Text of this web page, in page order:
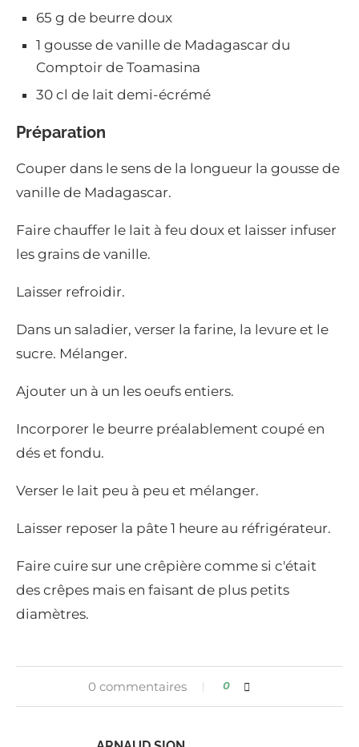
65 g de beurre doux
1 gousse de vanille de Madagascar du
Comptoir de Toamasina
30 cl de lait demi-écrémé
Préparation
Couper dans le sens de la longueur la gousse de
vanille de Madagascar.
Faire chauffer le lait à feu doux et laisser infuser
les grains de vanille.
Laisser refroidir.
Dans un saladier, verser la farine, la levure et le
sucre. Mélanger.
Ajouter un à un les oeufs entiers.
Incorporer le beurre préalablement coupé en
dés et fondu.
Verser le lait peu à peu et mélanger.
Laisser reposer la pâte 1 heure au réfrigérateur.
Faire cuire sur une crêpière comme si c'était
des crêpes mais en faisant de plus petits
diamètres.
0 commentaires 0